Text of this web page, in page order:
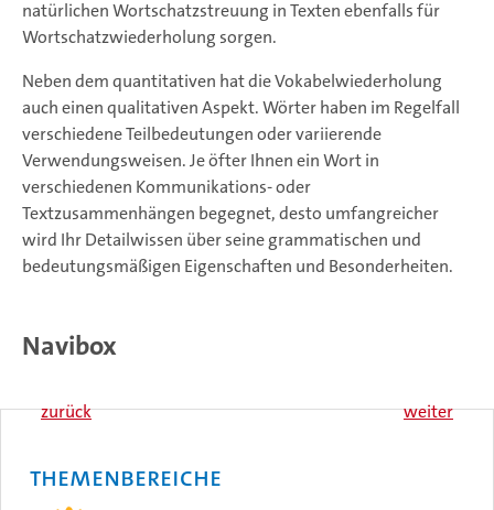
natürlichen Wortschatzstreuung in Texten ebenfalls für
Wortschatzwiederholung sorgen.
Neben dem quantitativen hat die Vokabelwiederholung
auch einen qualitativen Aspekt. Wörter haben im Regelfall
verschiedene Teilbedeutungen oder variierende
Verwendungsweisen. Je öfter Ihnen ein Wort in
verschiedenen Kommunikations- oder
Textzusammenhängen begegnet, desto umfangreicher
wird Ihr Detailwissen über seine grammatischen und
bedeutungsmäßigen Eigenschaften und Besonderheiten.
Navibox
zurück weiter
Themenbereiche